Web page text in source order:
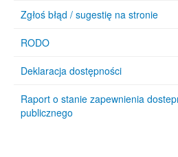
Zgłoś błąd / sugestię na stronie
RODO
Deklaracja dostępności
Raport o stanie zapewnienia
publicznego